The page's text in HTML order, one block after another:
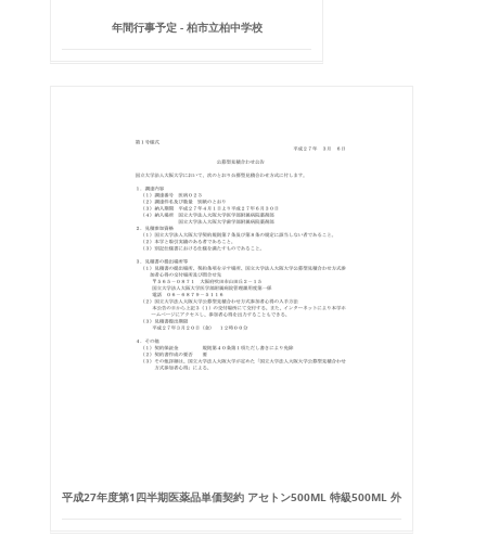
年間行事予定 - 柏市立柏中学校
平成27年度第1四半期医薬品単価契約 アセトン500ML 特級500ML 外